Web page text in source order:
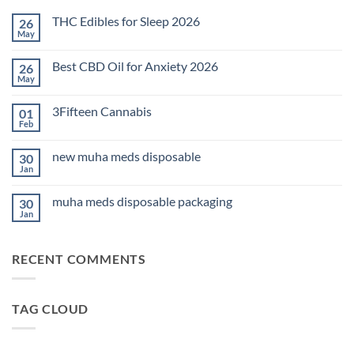
26
May
THC Edibles for Sleep 2026
THC
2026
26
May
Best CBD Oil for Anxiety 2026
Best
Anxiety
2026
01
Feb
3Fifteen Cannabis
3Fifteen
30
Jan
new muha meds disposable
new
30
Jan
muha meds disposable packaging
meds
RECENT COMMENTS
TAG CLOUD